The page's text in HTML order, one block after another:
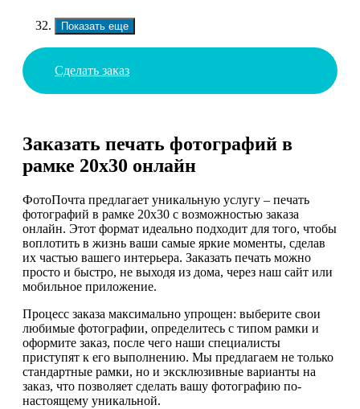
Показать еще
Сделать заказ
Заказать печать фотографий в
рамке 20х30 онлайн
ФотоПочта предлагает уникальную услугу – печать
фотографий в рамке 20х30 с возможностью заказа
онлайн. Этот формат идеально подходит для того, чтобы
воплотить в жизнь ваши самые яркие моменты, сделав
их частью вашего интерьера. Заказать печать можно
просто и быстро, не выходя из дома, через наш сайт или
мобильное приложение.
Процесс заказа максимально упрощен: выберите свои
любимые фотографии, определитесь с типом рамки и
оформите заказ, после чего наши специалисты
приступят к его выполнению. Мы предлагаем не только
стандартные рамки, но и эксклюзивные варианты на
заказ, что позволяет сделать вашу фотографию по-
настоящему уникальной.